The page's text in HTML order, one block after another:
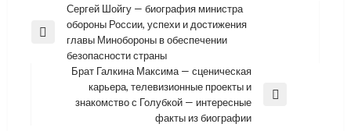
Навигация
по
записям
Previous
Сергей Шойгу — биография министра
обороны России, успехи и достижения
главы Минобороны в обеспечении
безопасности страны
Брат Галкина Максима — сценическая
карьера, телевизионные проекты и
знакомство с Голубкой — интересные
факты из биографии